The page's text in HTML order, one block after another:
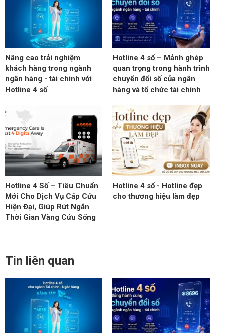
Nâng cao trải nghiệm
khách hàng trong ngành
ngân hàng - tài chính với
Hotline 4 số
Hotline 4 số – Mảnh ghép
quan trọng trong hành trình
chuyển đổi số của ngân
hàng và tổ chức tài chính
Hotline 4 Số – Tiêu Chuẩn
Mới Cho Dịch Vụ Cấp Cứu
Hiện Đại, Giúp Rút Ngắn
Thời Gian Vàng Cứu Sống
Hotline 4 số - Hotline đẹp
cho thương hiệu làm đẹp
Tin liên quan